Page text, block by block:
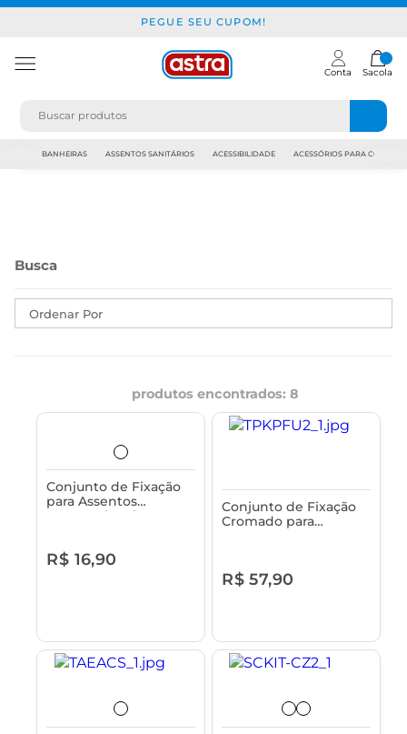
PEGUE SEU CUPOM!
Conta Sacola
BANHEIRAS ASSENTOS SANITÁRIOS ACESSIBILIDADE ACESSÓRIOS PARA
Ordenar Por
produtos encontrados: 8
Conjunto de Fixação
para Assentos
Convencionais Branco
R$ 16,90
Conjunto de Fixação
Cromado para
R$ 57,90